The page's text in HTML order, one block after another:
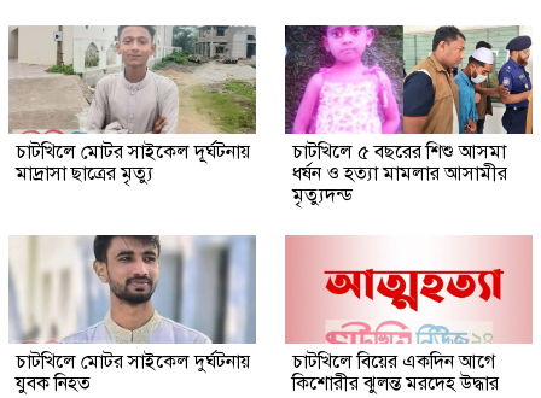
চাটখিলে মোটর সাইকেল দূর্ঘটনায়
মাদ্রাসা ছাত্রের মৃত্যু
চাটখিলে ৫ বছরের শিশু আসমা
ধর্ষন ও হত্যা মামলার আসামীর
মৃত্যুদন্ড
চাটখিলে মোটর সাইকেল দুর্ঘটনায়
যুবক নিহত
চাটখিলে বিয়ের একদিন আগে
কিশোরীর ঝুলন্ত মরদেহ উদ্ধার